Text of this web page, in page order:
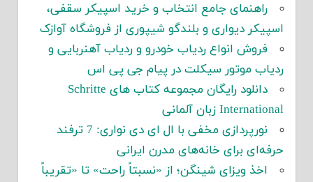
راهنمای جامع انتخاب و خرید اسپیکر سقفی،
اسپیکر دیواری و بلندگو شیپوری از فروشگاه آوازک
فروش انواع ردیاب خودرو و ردیاب آهنربایی و
ردیاب موتور سیکلت در پیام جی پی اس
دانلود رایگان مجموعه کتاب های Schritte
International زبان آلمانی
نورپردازی مخفی با ال ای دی نواری: 7 ترفند
حرفه‌ای برای خانه‌های مدرن ایرانی
اخذ ویزای شینگن؛ از «نسبتاً راحت» تا «تقریباً